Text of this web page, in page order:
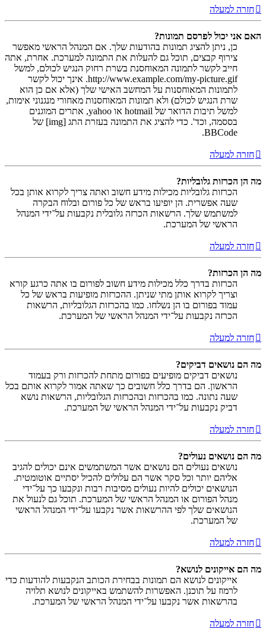
חזרה למעלה
האם אני יכול לפרסם תמונות?
כן, ניתן להציג תמונות בהודעות שלך. אם המנהל הראשי מאפשר
צירוף קבצים, תוכל גם להעלות את התמונה למערכת. אחרת, אתה
חייב לקשר לתמונה המאוחסנת בשרת רחוק הנגיש לכולם, למשל
http://www.example.com/my-picture.gif. אינך יכול לקשר
לתמונות המאוחסנות על המחשב האישי שלך (אלא אם כן הוא
שרת הנגיש לכולם) ולא תמונות המאוחסנות מאחורי מנגנוני אימות,
למשל תיבות הדואר של hotmail או yahoo, אתרים המוגנים
בססמה, וכד'. כדי להציג את התמונה בעזרת התג [img] של
BBCode.
חזרה למעלה
מה הן הכרזות גלובליות?
הכרזות גלובליות מכילות מידע חשוב ואתה צריך לקרוא אותן בכל
שעה אפשרית. הן יופיעו בראש של כל פורום ובלוח הבקרה
למשתמש שלך. הרשאות הכרזה גלובלית נקבעות על־ידי המנהל
הראשי של המערכת.
חזרה למעלה
מה הן הכרזות?
הכרזות בדרך כלל מכילות מידע חשוב לפורום בו אתה כרגע קורא
וצריך לקרוא אותן מתי שניתן. ההכרזות מופיעות בראש של כל
עמוד בפורום בו הן נשלחו. כמו בהכרזות הגלובליות, הרשאות
הכרזה נקבעות על־ידי המנהל הראשי של המערכת.
חזרה למעלה
מה הם נושאים דביקים?
נושאים דביקים מופיעים בפורום מתחת להכרזות ורק בעמוד
הראשון. הם בדרך כלל חשובים כך שאתה אמור לקרוא אותם בכל
שעה נתונה. כמו בהכרזות ובהכרזות הגלובליות, הרשאות נושא
דביק נקבעות על־ידי המנהל הראשי של המערכת.
חזרה למעלה
מה הם נושאים נעולים?
נושאים נעולים הם נושאים אשר המשתמשים אינם יכולים להגיב
אליהם יותר וכל סקר אשר הם עלולים להכיל יסתיים אוטומטית.
הנושאים יכולים להיות נעולים מסיבות רבות ונקבעו כך על־ידי
מנהל הפורום או המנהל הראשי של המערכת. תוכל גם לנעול את
הנושאים שלך לפי ההרשאות אשר נקבעו על־ידי המנהל הראשי
של המערכת.
חזרה למעלה
מה הם אייקונים לנושא?
אייקונים לנושא הם תמונות בבחירת הכותב הנקבעות להודעות כדי
לרמוז על תוכנן. האפשרות להשתמש באייקונים לנושא תלויה
בהרשאות אשר נקבעו על־ידי המנהל הראשי של המערכת.
חזרה למעלה